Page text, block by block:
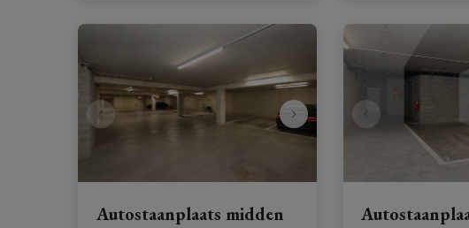
Autostaanplaats midden